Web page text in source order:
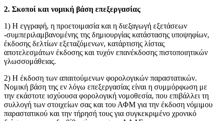
2. Σκοποί και νομική βάση επεξεργασίας
1) Η εγγραφή, η προετοιμασία και η διεξαγωγή εξετάσεων
-συμπεριλαμβανομένης της δημιουργίας κατάστασης υποψηφίων,
έκδοσης δελτίων εξεταζόμενων, κατάρτισης λίστας
αποτελεσμάτων έκδοσης και τυχόν επανέκδοσης πιστοποιητικών
γλωσσομάθειας.
2) Η έκδοση των απαιτούμενων φορολογικών παραστατικών.
Νομική βάση της εν λόγω επεξεργασίας είναι η συμμόρφωση με
την εκάστοτε ισχύουσα φορολογική νομοθεσία, που επιβάλλει τη
συλλογή των στοιχείων σας και του ΑΦΜ για την έκδοση νόμιμου
παραστατικού και την τήρησή τους για συγκεκριμένο χρονικό